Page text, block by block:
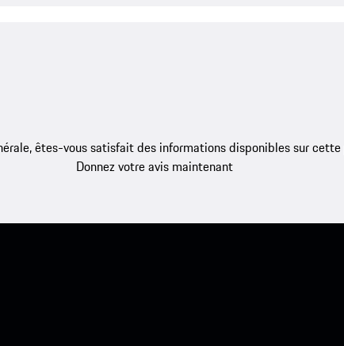
êtes-vous satisfait des informations disponibles sur cette
Donnez votre avis maintenant